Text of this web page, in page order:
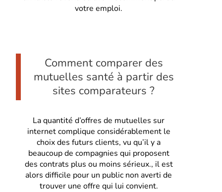
votre emploi.
Comment comparer des
mutuelles santé à partir des
sites comparateurs ?
La quantité d’offres de mutuelles sur
internet complique considérablement le
choix des futurs clients, vu qu’il y a
beaucoup de compagnies qui proposent
des contrats plus ou moins sérieux., il est
alors difficile pour un public non averti de
trouver une offre qui lui convient.